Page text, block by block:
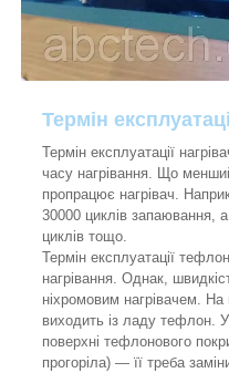
Термін
Термін експлуатації
часу нагрівання. Що
пропрацює нагрівач.
30000 циклів запаювання,
циклів тощо.
Термін експлуатації
нагрівання. Однак,
ніхромовим нагрівачем.
виходить із ладу тефлон. У
поверхні тефлонового
прогоріла) — її треба